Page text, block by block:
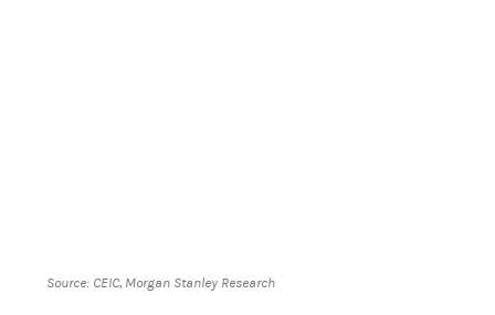
Source: CEIC, Morgan Stanley Research